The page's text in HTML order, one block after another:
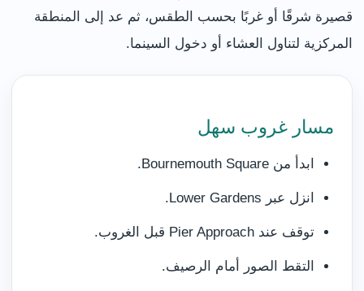
قصيرة شرقًا أو غربًا بحسب الطقس، ثم عد إلى المنطقة
المركزية لتناول العشاء أو دخول السينما.
مسار غروب سهل
ابدأ من Bournemouth Square.
انزل عبر Lower Gardens.
توقف عند Pier Approach قبل الغروب.
التقط الصور أمام الرصيف.